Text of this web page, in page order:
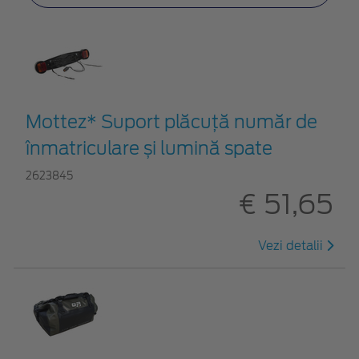
Mottez* Suport plăcuță număr de
înmatriculare și lumină spate
2623845
€ 51,65
Vezi detalii